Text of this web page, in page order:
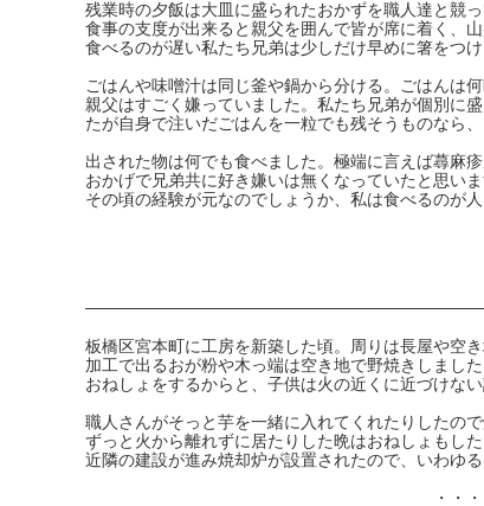
残業時の夕飯は大皿に盛られたおかずを職人達と競っ
食事の支度が出来ると親父を囲んで皆が席に着く、
食べるのが遅い私たち兄弟は少しだけ早めに箸をつ
ごはんや味噌汁は同じ釜や鍋から分ける。ごはんは
親父はすごく嫌っていました。私たち兄弟が個別に
たが自身で注いだごはんを一粒でも残そうものなら
出された物は何でも食べました。極端に言えば蕁麻
おかげで兄弟共に好き嫌いは無くなっていたと思いま
その頃の経験が元なのでしょうか、私は食べるのが
板橋区宮本町に工房を新築した頃。周りは長屋や空き
加工で出るおが粉や木っ端は空き地で野焼きしました
おねしょをするからと、子供は火の近くに近づけな
職人さんがそっと芋を一緒に入れてくれたりしたの
ずっと火から離れずに居たりした晩はおねしょもした
近隣の建設が進み焼却炉が設置されたので、いわゆる
・・・・・・